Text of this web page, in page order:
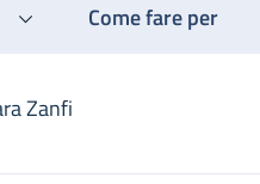
Come fare per
Zanfi